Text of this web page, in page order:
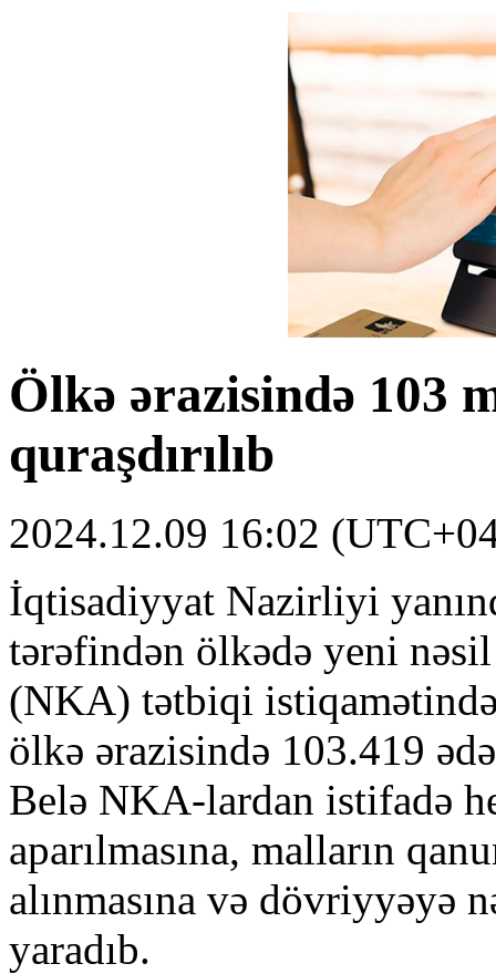
Ölkə ərazisində 103
quraşdırılıb
2024.12.09 16:02
İqtisadiyyat Nazirliyi
tərəfindən ölkədə yeni nəsil
(NKA) tətbiqi
ölkə ərazisində 103.419
Belə NKA-lardan istifadə
aparılmasına, malların
alınmasına və dövriyyəyə
yaradıb.